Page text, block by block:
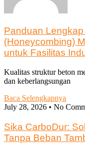
Panduan
(Honeycombing)
untuk Fasilitas
Kualitas struktur beton
dan keberlangsungan
Baca Selengkapnya
July 28, 2026
No
Sika CarboDur:
Tanpa Beban